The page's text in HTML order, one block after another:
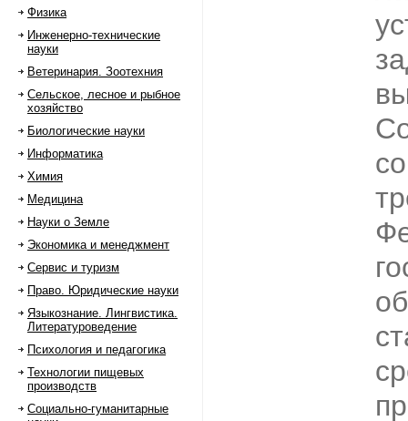
Физика
Инженерно-технические
науки
Ветеринария. Зоотехния
Сельское, лесное и рыбное
хозяйство
Биологические науки
Информатика
Химия
Медицина
Науки о Земле
Экономика и менеджмент
Сервис и туризм
Право. Юридические науки
Языкознание. Лингвистика.
Литературоведение
Психология и педагогика
Технологии пищевых
производств
Социально-гуманитарные